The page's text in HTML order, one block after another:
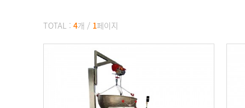
TOTAL : 4개 / 1페이지